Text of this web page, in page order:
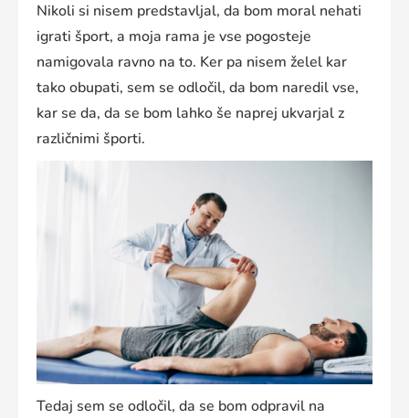
Nikoli si nisem predstavljal, da bom moral nehati
igrati šport, a moja rama je vse pogosteje
namigovala ravno na to. Ker pa nisem želel kar
tako obupati, sem se odločil, da bom naredil vse,
kar se da, da se bom lahko še naprej ukvarjal z
različnimi športi.
Tedaj sem se odločil, da se bom odpravil na